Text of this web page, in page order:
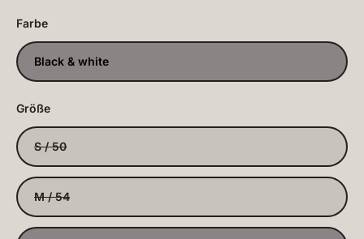
Farbe
Black & white
Größe
S / 50
M / 54